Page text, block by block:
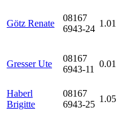
Götz Renate
08167
6943-24
1.01
Gresser Ute
08167
6943-11
0.01
Haberl
Brigitte
08167
6943-25
1.05